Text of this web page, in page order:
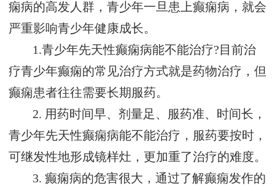
痫病的高发人群，青少年一旦患上癫痫病，就会
严重影响青少年健康成长。
1.青少年先天性癫痫病能不能治疗?目前治
疗青少年癫痫的常见治疗方式就是药物治疗，但
癫痫患者往往需要长期服药。
2. 用药时间早、剂量足、服药准、时间长，
青少年先天性癫痫病能不能治疗，服药要按时，
可继发性地形成镜样灶，更加重了治疗的难度。
3. 癫痫病的危害很大，通过了解癫痫发作的